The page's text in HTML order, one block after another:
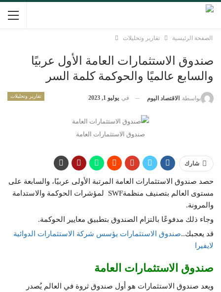
الصفحة الرئيسية تقارير وتحليلات
صندوق الاستثمارات العامة الأول عربيًا
والسابع عالميًا والحوكمة كلمة السر
تقارير وتحليلات بواسطة الاقتصاد اليوم في يوليو 1, 2023
صندوق الاستثمارات العامة
شارك
حصد صندوق الاستثمارات العامة المرتبة الأولى عربيًا، والسابعة على
مستوى العالم بتصنيف منظمةSWF لمؤشرات الحوكمة والاستدامة
والمرونة.
وجاء ذلك مدفوعًا بالتزام الصندوق بتطبيق معايير الحوكمة.
قد يعجبك..صندوق الاستثمارات يؤسس شركة الاستثمارات الدوائية
لايفيرا
صندوق الاستثمارات العامة
ويعد صندوق الاستثمارات هو أول صندوق ثروة في العالم يُصدر